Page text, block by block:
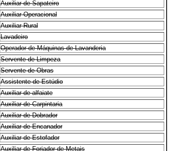
Auxiliar de Sapateiro
Auxiliar Operacional
Auxiliar Rural
Lavadeiro
Operador de Máquinas de Lavanderia
Servente de Limpeza
Servente de Obras
Assistente de Estúdio
Auxiliar de alfaiate
Auxiliar de Carpintaria
Auxiliar de Dobrador
Auxiliar de Encanador
Auxiliar de Estofador
Auxiliar de Forjador de Metais